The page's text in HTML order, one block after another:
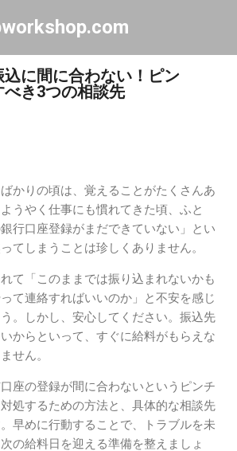
てメイン コンテンツに移動
に間に合わない！ピン
き3つの相談先
かりの頃は、覚えることがたくさんあ
うやく仕事にも慣れてきた頃、ふと
銀行口座登録がまだできていない」とい
てしまうことは珍しくありません。
て「このままでは振り込まれないかも
て連絡すればいいのか」と不安を感じ
。しかし、安心してください。振込先
からといって、すぐに給料がもらえな
せん。
座の登録が間に合わないというピンチ
処するための方法と、具体的な相談先
早めに行動することで、トラブルを未
の給料日を迎える準備を整えましょ